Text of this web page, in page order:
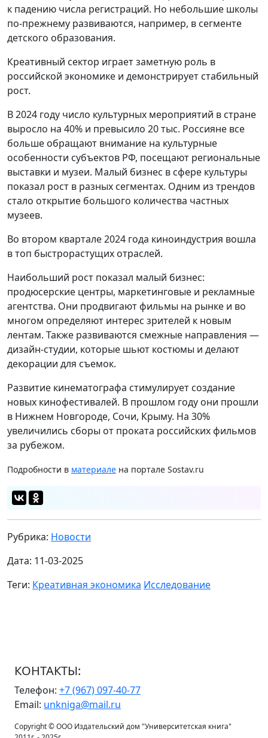
к падению числа регистраций. Но небольшие школы
по-прежнему развиваются, например, в сегменте
детского образования.
Креативный сектор играет заметную роль в
российской экономике и демонстрирует стабильный
рост.
В 2024 году число культурных мероприятий в стране
выросло на 40% и превысило 20 тыс. Россияне все
больше обращают внимание на культурные
особенности субъектов РФ, посещают региональные
выставки и музеи. Малый бизнес в сфере культуры
показал рост в разных сегментах. Одним из трендов
стало открытие большого количества частных
музеев.
Во втором квартале 2024 года киноиндустрия вошла
в топ быстрорастущих отраслей.
Наибольший рост показал малый бизнес:
продюсерские центры, маркетинговые и рекламные
агентства. Они продвигают фильмы на рынке и во
многом определяют интерес зрителей к новым
лентам. Также развиваются смежные направления —
дизайн-студии, которые шьют костюмы и делают
декорации для съемок.
Развитие кинематографа стимулирует создание
новых кинофестивалей. В прошлом году они прошли
в Нижнем Новгороде, Сочи, Крыму. На 30%
увеличились сборы от проката российских фильмов
за рубежом.
Подробности в материале на портале Sostav.ru
Рубрика: Новости
Дата: 11-03-2025
Теги: Креативная экономика Исследование
КОНТАКТЫ:
Телефон: +7 (967) 097-40-77
Email: unkniga@mail.ru
Copyright © ООО Издательский дом "Университетская книга"